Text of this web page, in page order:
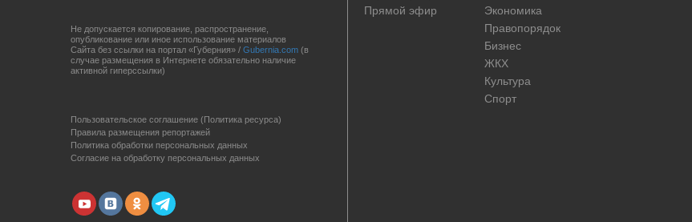
Не допускается копирование, распространение,
опубликование или иное использование материалов
Сайта без ссылки на портал «Губерния» / Gubernia.com (в
случае размещения в Интернете обязательно наличие
активной гиперссылки)
Пользовательское соглашение (Политика ресурса)
Правила размещения репортажей
Политика обработки персональных данных
Согласие на обработку персональных данных
Прямой эфир
Экономика
Правопорядок
Бизнес
ЖКХ
Культура
Спорт